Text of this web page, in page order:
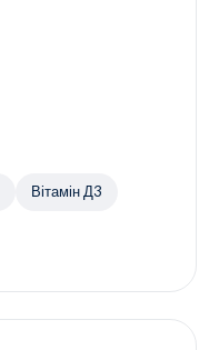
Вітамін Д3